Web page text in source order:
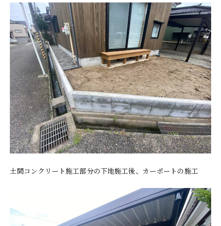
土間コンクリート施工部分の下地施工後、カーポートの施工